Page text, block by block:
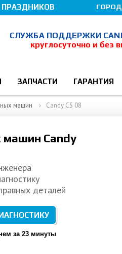
ПРАЗДНИКОВ
СЛУЖБА ПОДДЕРЖКИ
круглосуточно и без
ЗАПЧАСТИ ГАРАНТИЯ
машин Candy CS 08
машин Candy
деталей
за 23 минуты